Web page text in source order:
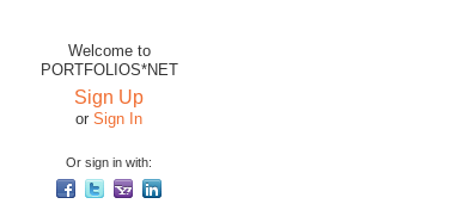
Welcome to
PORTFOLIOS*NET
Sign Up
or Sign In
Or sign in with: